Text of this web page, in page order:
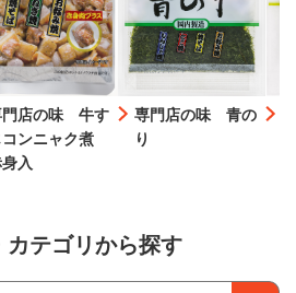
門店の味 牛す
コンニャク煮
入
専門店の味 青の
り
カテゴリから探す